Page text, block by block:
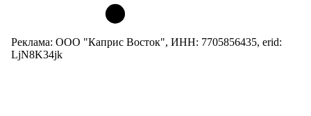
Реклама: ООО "Каприс Восток", ИНН: 7705856435, erid:
LjN8K34jk